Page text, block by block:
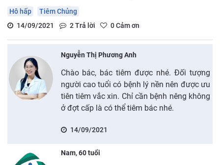
Hô hấp
Tiêm Chủng
14/09/2021
2Trả lời 0Cảm ơn
Nguyễn Thị Phương Anh
Chào bác, bác tiêm được nhé. Đối tượng
người cao tuổi có bệnh lý nền nên được ưu
tiên tiêm vắc xin. Chỉ cần bệnh nêng không
ở đợt cấp là có thể tiêm bác nhé.
14/09/2021
Nam, 60 tuổi